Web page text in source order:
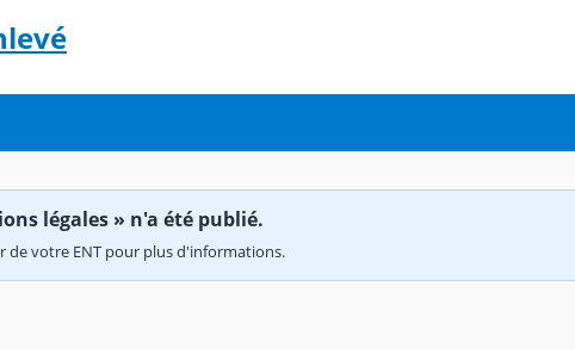
légales » n'a été publié.
de votre ENT pour plus d'informations.